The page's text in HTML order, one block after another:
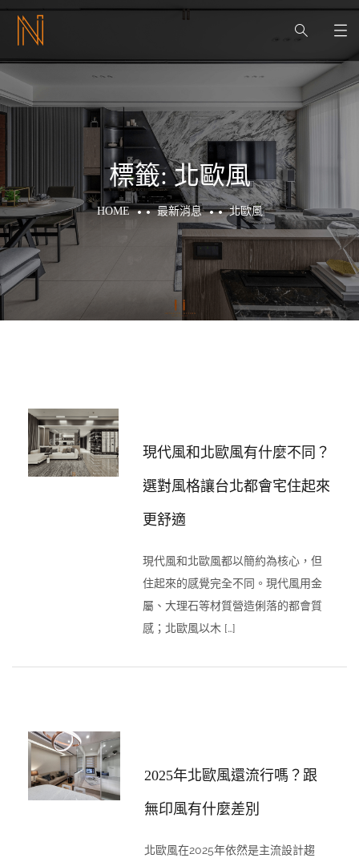
標籤:北歐風
HOME 最新消息 北歐風
現代風和北歐風有什麼不同？
選對風格讓台北都會宅住起來
更舒適
現代風和北歐風都以簡約為核心，但
住起來的感覺完全不同。現代風用金
屬、大理石等材質營造俐落的都會質
感；北歐風以木 […]
2025年北歐風還流行嗎？跟
無印風有什麼差別
北歐風在2025年依然是主流設計趨